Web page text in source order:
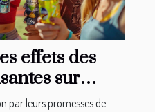
effets des
sur
par leurs promesses de